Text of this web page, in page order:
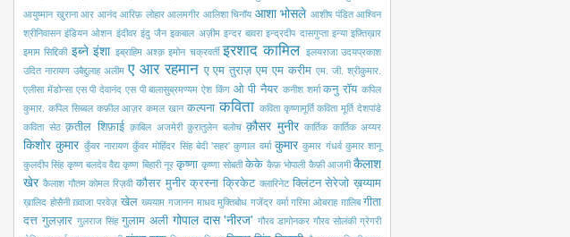
आयुष्मान खुराना आर आनंद आरिफ़ लोहार आलमगीर आलिशा चिनॉय आशा भोसले आशीष पंडित आश्विन
श्रीनिवासन इंडियन ओशन इंदीवर इंदु जैन इकबाल अज़ीम इन्दर बावरा इन्द्रदीप दासगुप्ता इन्या इफ़्तिख़ार
इमाम सिद्दिकी इब्ने इंशा इब्राहिम अश्क़ इमोन चक्रवर्ती इरशाद कामिल इलयराजा उदयप्रकाश
उदित नारायण उबैद्दुलाह अलीम ए आर रहमान ए एम तुराज़ एम एम करीम एम. जी. श्रीकुमार.
एलीसा मेंडोन्सा एस पी देवानंद एस पी बालासुब्रमण्यम ऐश किंग ओ पी नैयर कनीश शर्मा कनु रॉय कपिल
कुमार. कपिल सिब्बल कफ़ील आज़र कमल खान कल्पना कविता कविता कृष्णामूर्ति कविता मूर्ति देशपांडे
कविता सेठ क़तील शिफ़ाई क़ाबिल अजमेरी क़ुरातुलेन बलोच क़ौसर मुनीर कार्तिक कार्तिक अय्यर
किशोर कुमार कुँवर नारायण कुँवर मोहिंदर सिंह बेदी 'सहर' कुणाल वर्मा कुमार कुमार गंधर्व कुमार शानू
कुलदीप सिंह कृष्ण बलदेव वैद्य कृष्ण बिहारी नूर कृष्णा कृष्णा सोबती केके कैफ़ भोपाली कैफ़ी आजमी कैलाश
खेर कैलाश गौतम कोमल रिज़वी कौसर मुनीर क्रस्ना क्रिकेट क्लारिनेट क्लिंटन सेरेजो ख़य्याम
ख़ालिद होसैनी ख़्वाजा परवेज़ खेल ख्ययाम गजानन माधव मुक्तिबोध गजेंद्र वर्मा गरिमा ओबराह ग़ालिब गीता
दत्त गुलज़ार गुलराज सिंह गुलाम अली गोपाल दास 'नीरज' गौरव डागोनकर गौरव सोलंकी ग्रेगरी